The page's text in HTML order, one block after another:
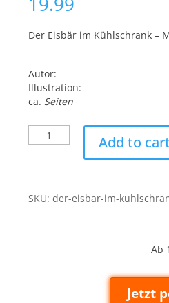
Der Eisbär im Kühlschrank – M
Autor:
Illustration:
ca. Seiten
Eisbär
-
M
Add to cart
SKU:der-eisbar-im-
Ab
Jetzt